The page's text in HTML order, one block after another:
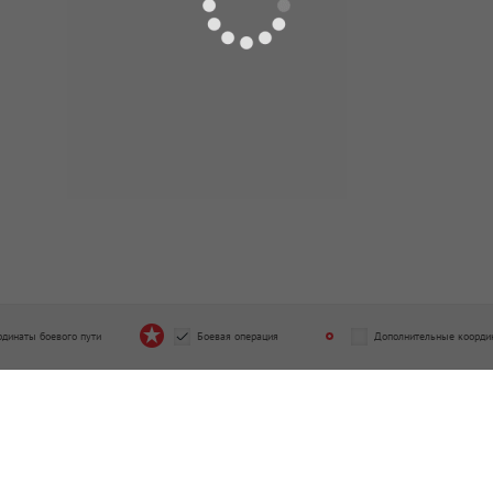
боевого пути Боевая операция Дополнительные